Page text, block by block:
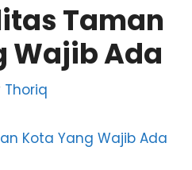
Taman
Wajib Ada
Thoriq